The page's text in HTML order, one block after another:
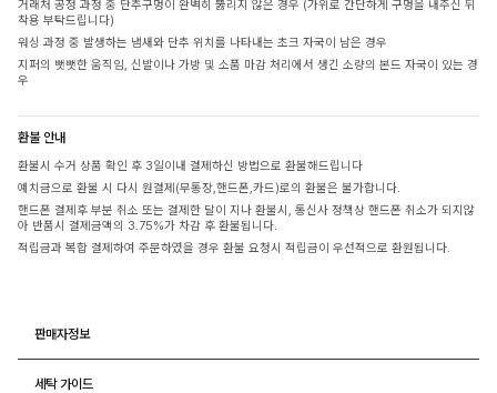
거래처 공정 과정 중 단추구멍이 완벽히 뚫리지 않은 경우 (가위로 간단하게 구멍을 내주신 뒤
착용 부탁드립니다)
워싱 과정 중 발생하는 냄새와 단추 위치를 나타내는 초크 자국이 남은 경우
지퍼의 뻣뻣한 움직임, 신발이나 가방 및 소품 마감 처리에서 생긴 소량의 본드 자국이 있는 경
우
환불 안내
환불시 수거 상품 확인 후 3일이내 결제하신 방법으로 환불해드립니다
예치금으로 환불 시 다시 원결제(무통장,핸드폰,카드)로의 환불은 불가합니다.
핸드폰 결제후 부분 취소 또는 결제한 달이 지나 환불시, 통신사 정책상 핸드폰 취소가 되지않
아 반품시 결제금액의 3.75%가 차감 후 환불됩니다.
적립금과 복합 결제하여 주문하였을 경우 환불 요청시 적립금이 우선적으로 환원됩니다.
판매자정보
세탁 가이드